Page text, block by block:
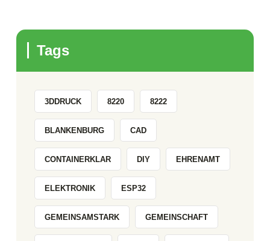
Tags
3DDRUCK 8220 8222
BLANKENBURG CAD
CONTAINERKLAR DIY EHRENAMT
ELEKTRONIK ESP32
GEMEINSAMSTARK GEMEINSCHAFT